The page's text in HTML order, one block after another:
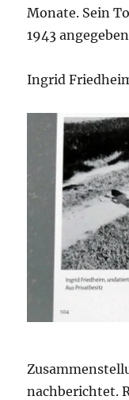
Monate. Sein
1943
Ingrid
nachberichtet.